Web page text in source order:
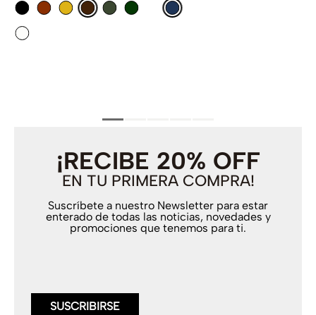
¡RECIBE 20% OFF
EN TU PRIMERA COMPRA!
Suscríbete a nuestro Newsletter para estar
enterado de todas las noticias, novedades y
promociones que tenemos para ti.
SUSCRIBIRSE